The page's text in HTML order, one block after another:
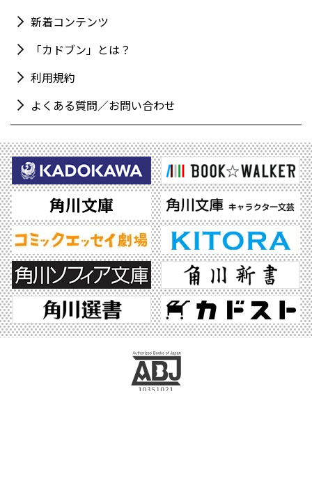
新着コンテンツ
「カドブン」とは？
利用規約
よくある質問／お問い合わせ